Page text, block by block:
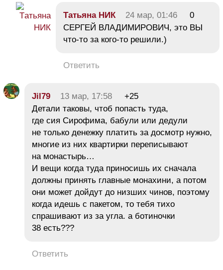
Тaтьяна НИК 24 мар, 01:46
0
СЕРГЕЙ ВЛАДИМИРОВИЧ, это ВЫ
что-то за кого-то решили.)
Ответить
Jil79 13 мар, 17:58
+25
Детали таковы, чтоб попасть туда,
где сия Сирофима, бабули или дедули
не только денежку платить за досмотр нужно,
многие из них квартирки переписывают
на монастырь…
И вещи когда туда приносишь их сначала
должны принять главные монахини, а потом
они может дойдут до низших чинов, поэтому
когда идешь с пакетом, то тебя тихо
спрашивают из за угла. а ботиночки
38 есть???
Ответить